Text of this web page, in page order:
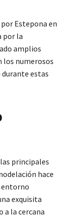
Estepona en
por la
amplios
los numerosos
estas
principales
hace
entorno
exquisita
a la cercana